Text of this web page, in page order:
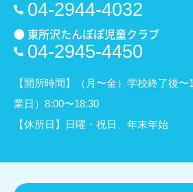
04-2944-4032
● 東所沢たんぽぽ児童クラブ
04-2945-4450
【開所時間】（月〜金）学校終了後
業日）8:00〜18:30
【休所日】日曜・祝日、年末年始